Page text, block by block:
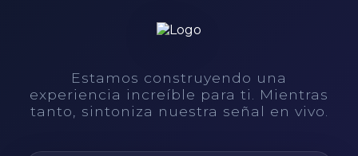
Estamos construyendo una
experiencia increíble para ti. Mientras
tanto, sintoniza nuestra señal en vivo.